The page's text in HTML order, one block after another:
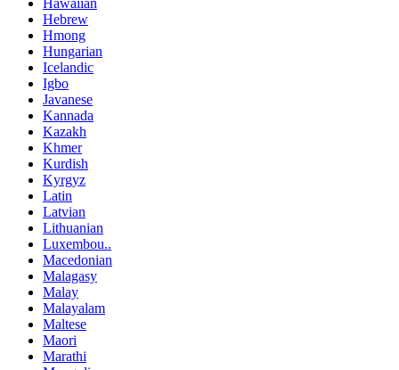
Hebrew
Hmong
Hungarian
Icelandic
Igbo
Javanese
Kannada
Kazakh
Khmer
Kurdish
Kyrgyz
Latin
Latvian
Lithuanian
Luxembou..
Macedonian
Malagasy
Malay
Malayalam
Maltese
Maori
Marathi